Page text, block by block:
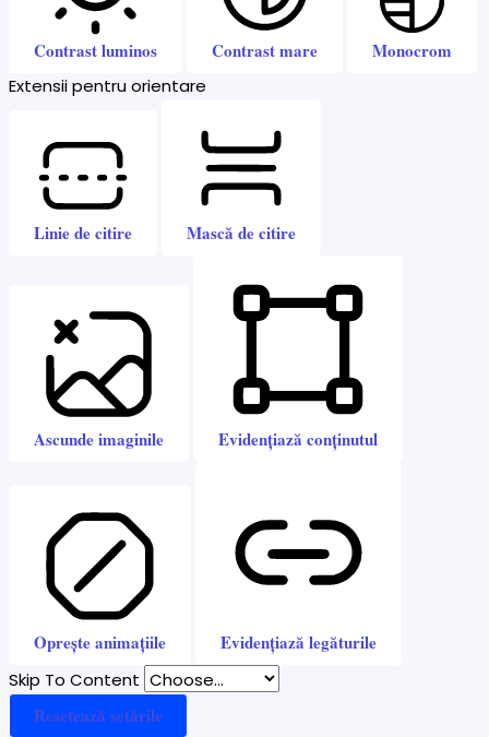
Contrast luminos Contrast mare Monocrom
Extensii pentru orientare
Linie de citire Mască de citire
Ascunde imaginile Evidențiază conținutul
Oprește animațiile Evidențiază legăturile
Skip To Content
Resetează setările